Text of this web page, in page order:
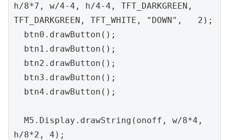
h/8*7, w/4-4, h/4-4, TFT_DARKGREEN,
TFT_DARKGREEN, TFT_WHITE, "DOWN",   2);
h/8*2, 4);